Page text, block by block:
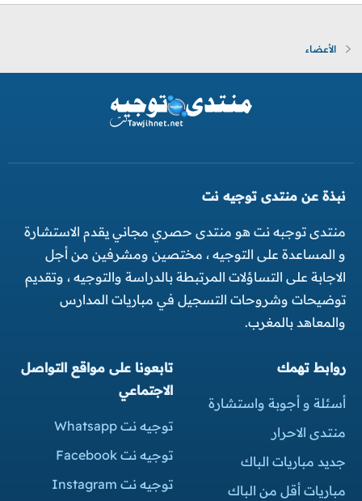
الأعضاء
نبذة عن منتدى توجيه نت
منتدى توجبه نت هو منتدى حصري مجاني يقدم الاستشارة
و المساعدة على التوجيه ، مختصين ومشرفين من أجل
الاجابة على التساؤلات المرتبطة بالدراسة والتوجيه ، وتقديم
توضيحات وشروحات التسجيل في مباريات المدارس
والمعاهد بالمغرب.
روابط تهمك
أسئلة و أجوبة واستشارة
منتدى الاحرار
جديد مباريات الباك
مباريات أقل من الباك
تابعونا على مواقع التواصل
الاجتماعي
توجيه نت Whatsapp
توجيه نت Facebook
توجيه نت Instagram